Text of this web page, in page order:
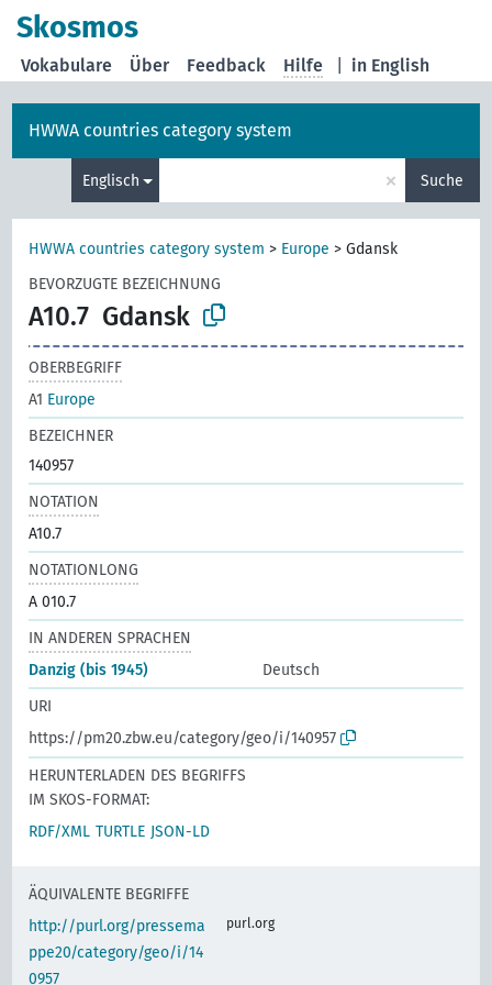
Skosmos
in English
Vokabulare Über Feedback Hilfe
HWWA countries category system
Englisch × Suche
HWWA countries category system > Europe >Gdansk
BEVORZUGTE BEZEICHNUNG
A10.7 Gdansk
OBERBEGRIFF
A1 Europe
BEZEICHNER
140957
NOTATION
A10.7
NOTATIONLONG
A 010.7
IN ANDEREN SPRACHEN
Danzig (bis 1945)
Deutsch
URI
https://pm20.zbw.eu/category/geo/i/140957
HERUNTERLADEN DES BEGRIFFS
IM SKOS-FORMAT:
RDF/XML TURTLE JSON-LD
ÄQUIVALENTE BEGRIFFE
http://purl.org/pressema
ppe20/category/geo/i/14
0957
purl.org